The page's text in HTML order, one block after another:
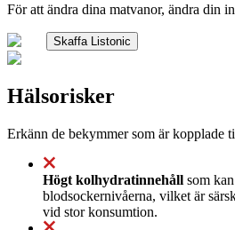
För att ändra dina matvanor, ändra din
Skaffa Listonic
Hälsorisker
Erkänn de bekymmer som är kopplade
Högt kolhydratinnehåll som
blodsockernivåerna, vilket är
vid stor konsumtion.